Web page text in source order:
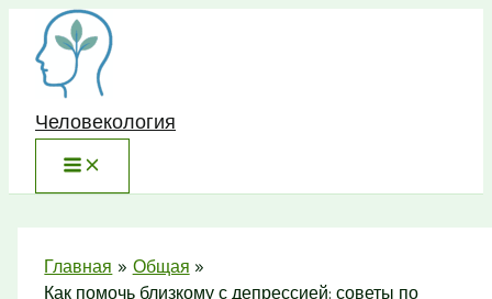
Перейти
содержимому
Человекология
Главная
Общая
Как помочь близкому с депрессией: советы по